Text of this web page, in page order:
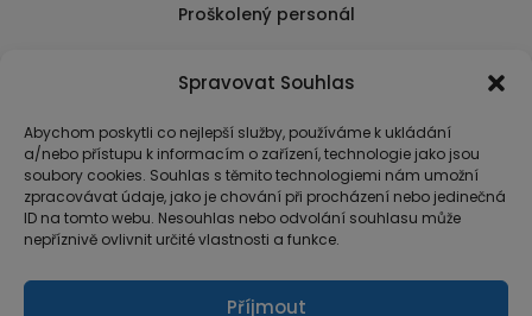
Spravovat Souhlas
Abychom poskytli co nejlepší služby, používáme k ukládání
a/nebo přístupu k informacím o zařízení, technologie jako jsou
soubory cookies. Souhlas s těmito technologiemi nám umožní
zpracovávat údaje, jako je chování při procházení nebo jedinečná
ID na tomto webu. Nesouhlas nebo odvolání souhlasu může
nepříznivě ovlivnit určité vlastnosti a funkce.
Příjmout
Proškolený personál
usnadňující nákup.